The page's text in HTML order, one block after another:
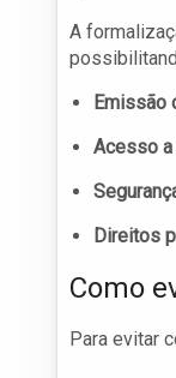
A
Emissão
Acesso
Direitos
Como
Para evitar